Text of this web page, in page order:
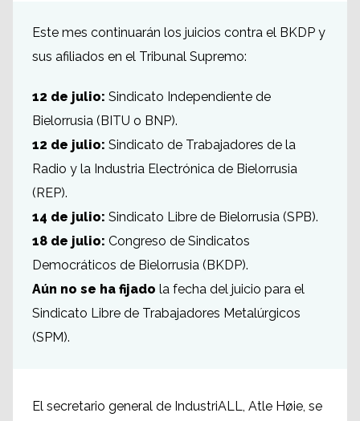
Este mes continuarán los juicios contra el BKDP y
sus afiliados en el Tribunal Supremo:
12 de julio: Sindicato Independiente de
Bielorrusia (BITU o BNP).
12 de julio: Sindicato de Trabajadores de la
Radio y la Industria Electrónica de Bielorrusia
(REP).
14 de julio: Sindicato Libre de Bielorrusia (SPB).
18 de julio: Congreso de Sindicatos
Democráticos de Bielorrusia (BKDP).
Aún no se ha fijado la fecha del juicio para el
Sindicato Libre de Trabajadores Metalúrgicos
(SPM).
El secretario general de IndustriALL, Atle Høie, se